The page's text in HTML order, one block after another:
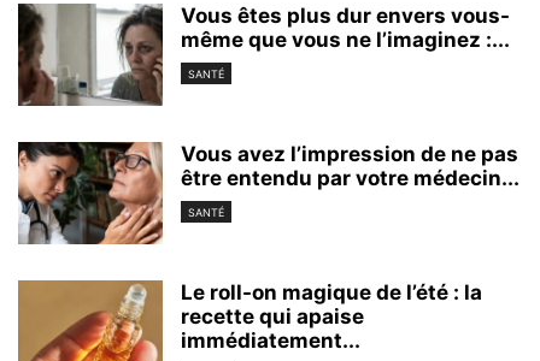
Vous êtes plus dur envers vous-
même que vous ne l’imaginez :...
SANTÉ
Vous avez l’impression de ne pas
être entendu par votre médecin...
SANTÉ
Le roll-on magique de l’été : la
recette qui apaise
immédiatement...